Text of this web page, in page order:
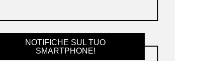
NOTIFICHE SUL TUO
SMARTPHONE!